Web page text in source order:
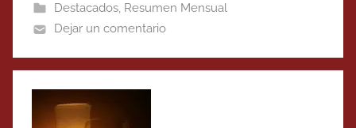
Destacados, Resumen Mensual
Dejar un comentario